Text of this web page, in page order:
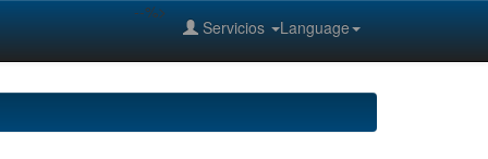
Language
Servicios
--%>